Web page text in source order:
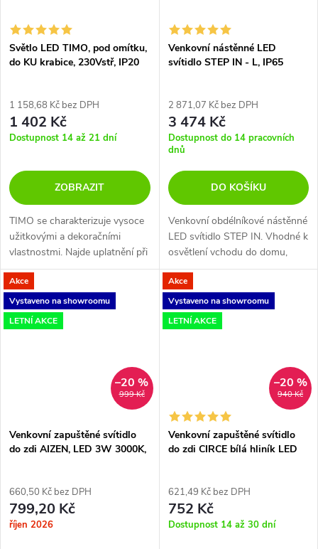
Světlo LED TIMO, pod omítku,
do KU krabice, 230Vstř, IP20
1 158,68 Kč bez DPH
1 402 Kč
Dostupnost 14 až 21 dní
ZOBRAZIT
TIMO se charakterizuje vysoce
užitkovými a dekoračními
vlastnostmi. Najde uplatnění při
nasvícení schodišť, chodeb,
dekoračním nasvícení nábytku a
v neposlední řadě k vytváření...
Venkovní nástěnné LED
svítidlo STEP IN - L, IP65
2 871,07 Kč bez DPH
3 474 Kč
Dostupnost do 14 pracovních
dnů
DO KOŠÍKU
Venkovní obdélníkové nástěnné
LED svítidlo STEP IN. Vhodné k
osvětlení vchodu do domu,
teras, schodů, pergol,
venkovních uliček
Akce
Vystaveno na showroomu
LETNÍ AKCE
999 Kč
–20 %
Venkovní zapuštěné svítidlo
do zdi AIZEN, LED 3W 3000K,
660,50 Kč bez DPH
799,20 Kč
říjen 2026
Akce
Vystaveno na showroomu
LETNÍ AKCE
940 Kč
–20 %
Venkovní zapuštěné svítidlo
do zdi CIRCE bílá hliník LED
621,49 Kč bez DPH
752 Kč
Dostupnost 14 až 30 dní